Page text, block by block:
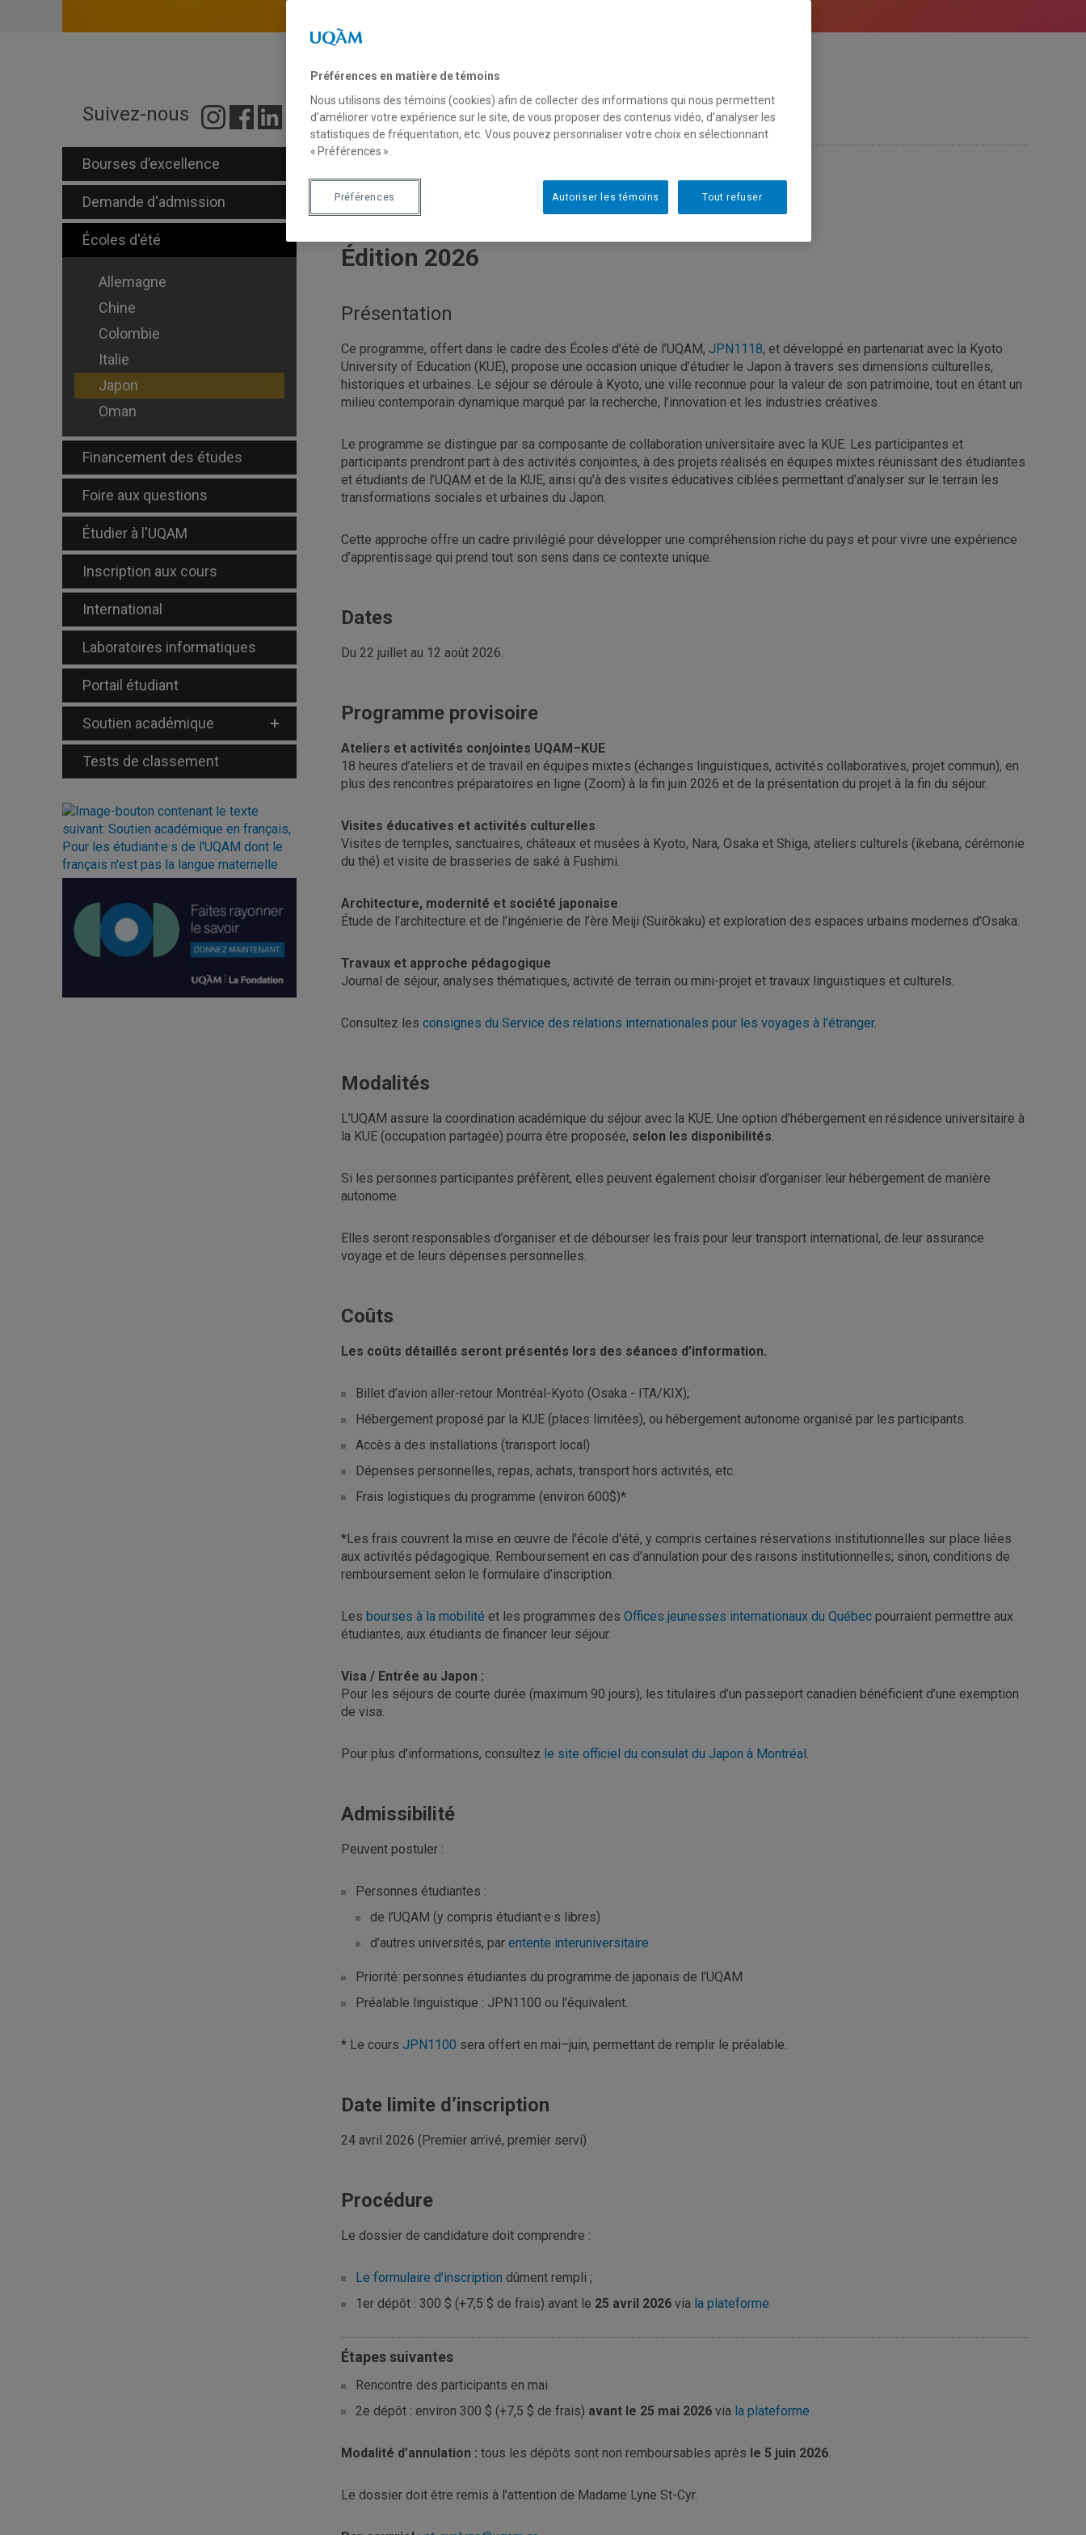
Suivez-nous
Bourses d’excellence
Demande d'admission
Écoles d'été
Allemagne
Chine
Colombie
Italie
Japon
Oman
Financement des études
Foire aux questions
Étudier à l'UQAM
Inscription aux cours
International
Laboratoires informatiques
Portail étudiant
Soutien académique
Tests de classement
École d'été au Japon
Édition 2026
Présentation
Ce programme, offert dans le cadre des Écoles d’été de l’UQAM, JPN1118, et développé en partenariat avec la Kyoto
University of Education (KUE), propose une occasion unique d’étudier le Japon à travers ses dimensions culturelles,
historiques et urbaines. Le séjour se déroule à Kyoto, une ville reconnue pour la valeur de son patrimoine, tout en étant un
milieu contemporain dynamique marqué par la recherche, l’innovation et les industries créatives.
Le programme se distingue par sa composante de collaboration universitaire avec la KUE. Les participantes et
participants prendront part à des activités conjointes, à des projets réalisés en équipes mixtes réunissant des étudiantes
et étudiants de l’UQAM et de la KUE, ainsi qu’à des visites éducatives ciblées permettant d’analyser sur le terrain les
transformations sociales et urbaines du Japon.
Cette approche offre un cadre privilégié pour développer une compréhension riche du pays et pour vivre une expérience
d’apprentissage qui prend tout son sens dans ce contexte unique.
Dates
Du 22 juillet au 12 août 2026.
Programme provisoire
Ateliers et activités conjointes UQAM–KUE
18 heures d’ateliers et de travail en équipes mixtes (échanges linguistiques, activités collaboratives, projet commun), en
plus des rencontres préparatoires en ligne (Zoom) à la fin juin 2026 et de la présentation du projet à la fin du séjour.
Visites éducatives et activités culturelles
Visites de temples, sanctuaires, châteaux et musées à Kyoto, Nara, Osaka et Shiga, ateliers culturels (ikebana, cérémonie
du thé) et visite de brasseries de saké à Fushimi.
Architecture, modernité et société japonaise
Étude de l’architecture et de l’ingénierie de l’ère Meiji (Suirōkaku) et exploration des espaces urbains modernes d’Osaka.
Travaux et approche pédagogique
Journal de séjour, analyses thématiques, activité de terrain ou mini-projet et travaux linguistiques et culturels.
Consultez les consignes du Service des relations internationales pour les voyages à l’étranger.
Modalités
L’UQAM assure la coordination académique du séjour avec la KUE. Une option d’hébergement en résidence universitaire à
la KUE (occupation partagée) pourra être proposée, selon les disponibilités.
Si les personnes participantes préfèrent, elles peuvent également choisir d’organiser leur hébergement de manière
autonome.
Elles seront responsables d’organiser et de débourser les frais pour leur transport international, de leur assurance
voyage et de leurs dépenses personnelles.
Coûts
Les coûts détaillés seront présentés lors des séances d’information.
Billet d’avion aller-retour Montréal-Kyoto (Osaka - ITA/KIX);
Hébergement proposé par la KUE (places limitées), ou hébergement autonome organisé par les participants.
Accès à des installations (transport local)
Dépenses personnelles, repas, achats, transport hors activités, etc.
Frais logistiques du programme (environ 600$)*
*Les frais couvrent la mise en œuvre de l'école d'été, y compris certaines réservations institutionnelles sur place liées
aux activités pédagogique. Remboursement en cas d’annulation pour des raisons institutionnelles; sinon, conditions de
remboursement selon le formulaire d’inscription.
Les bourses à la mobilité et les programmes des Offices jeunesses internationaux du Québec pourraient permettre aux
étudiantes, aux étudiants de financer leur séjour.
Visa / Entrée au Japon :
Pour les séjours de courte durée (maximum 90 jours), les titulaires d’un passeport canadien bénéficient d’une exemption
de visa.
Pour plus d’informations, consultez le site officiel du consulat du Japon à Montréal.
Admissibilité
Peuvent postuler :
Personnes étudiantes :
de l’UQAM (y compris étudiant·e·s libres)
d’autres universités, par entente interuniversitaire
Priorité: personnes étudiantes du programme de japonais de l’UQAM
Préalable linguistique : JPN1100 ou l’équivalent.
* Le cours JPN1100 sera offert en mai–juin, permettant de remplir le préalable.
Date limite d’inscription
24 avril 2026 (Premier arrivé, premier servi)
Procédure
Le dossier de candidature doit comprendre :
Le formulaire d’inscription dûment rempli ;
1er dépôt : 300 $ (+7,5 $ de frais) avant le 25 avril 2026 via la plateforme
Étapes suivantes
Rencontre des participants en mai
2e dépôt : environ 300 $ (+7,5 $ de frais) avant le 25 mai 2026 via la plateforme
Modalité d’annulation : tous les dépôts sont non remboursables après le 5 juin 2026.
Le dossier doit être remis à l’attention de Madame Lyne St-Cyr.
Préférences en matière de témoins
Nous utilisons des témoins (cookies) afin de collecter des informations qui nous permettent
d’améliorer votre expérience sur le site, de vous proposer des contenus vidéo, d’analyser les
statistiques de fréquentation, etc. Vous pouvez personnaliser votre choix en sélectionnant
« Préférences ».
Tout refuser
Autoriser les témoins
Préférences